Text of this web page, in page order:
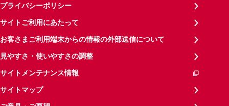
プライバシーポリシー
サイトご利用にあたって
お客さまご利用端末からの情報の外部送信について
見やすさ・使いやすさの調整
サイトメンテナンス情報
サイトマップ